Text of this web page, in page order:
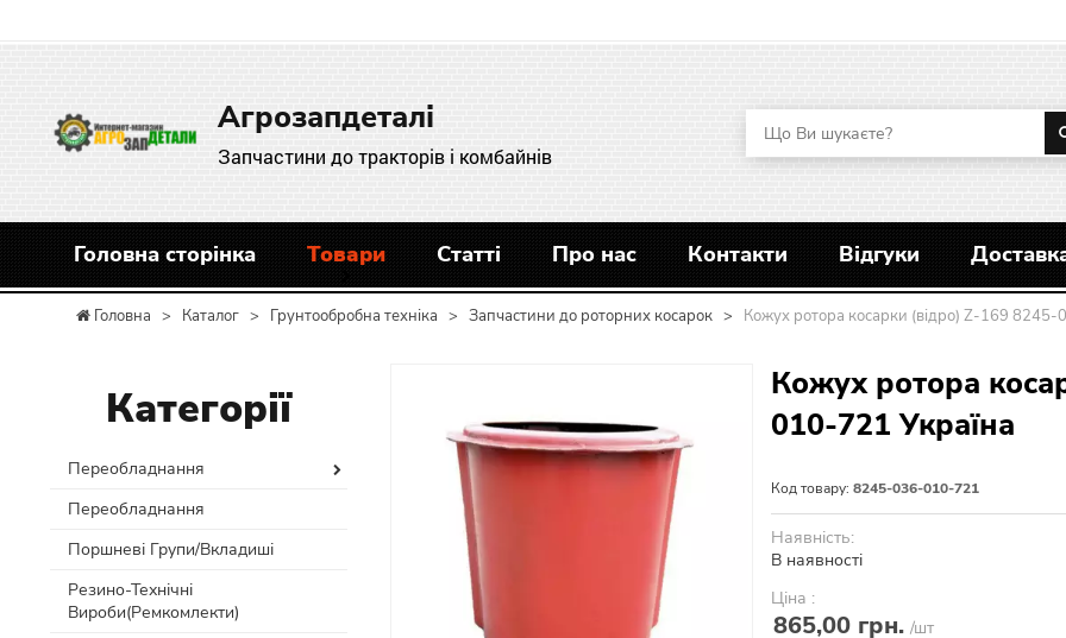
Агрозапдеталі
Запчастини до тракторів і комбайнів
Головна сторінка Товари Статті Про нас Контакти Відгуки
Головна > Каталог > Грунтообробна техніка > Запчастини до роторних косарок > Кожух ротора косарки (відро) Z-169
Кожух ротора
010-721 Україна
Код товару: 8245-036-010-721
Наявність:
В наявності
Ціна :
865,00 грн. /шт
Категорії
Переобладнання
Переобладнання
Поршневі Групи/Вкладиші
Резино-Технічні
Вироби(Ремкомлекти)